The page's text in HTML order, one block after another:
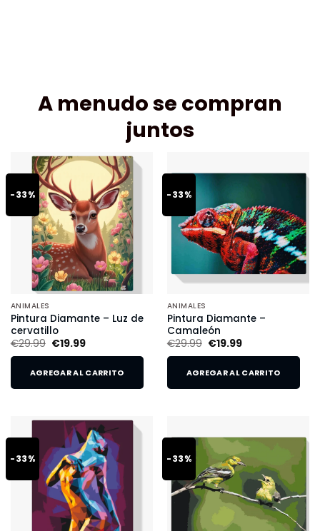
A menudo se compran
juntos
-33%
ANIMALES
Pintura Diamante – Luz de
cervatillo
€29.99 €19.99
AGREGAR AL CARRITO
-33%
ANIMALES
Pintura Diamante –
Camaleón
€29.99 €19.99
AGREGAR AL CARRITO
-33% -33%